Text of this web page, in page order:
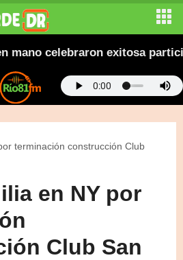
celebraron exitosa
en NY por
Club San